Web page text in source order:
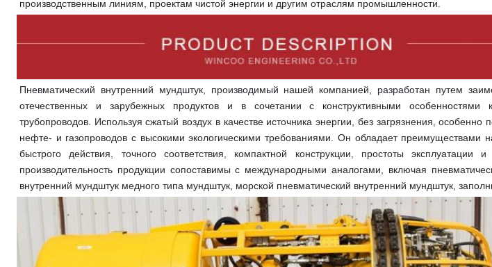
производственным линиям, проектам чистой энергии и другим отраслям промышленности.
Пневматический внутренний мундштук, производимый нашей компанией, разработан путем
отечественных и зарубежных продуктов и в сочетании с конструктивными особенностями
трубопроводов. Используя сжатый воздух в качестве источника энергии, без загрязнения, особенно
нефте- и газопроводов с высокими экологическими требованиями. Он обладает преимуществами
быстрого действия, точного соответствия, компактной конструкции, простоты эксплуатации
производительность продукции сопоставимы с международными аналогами, включая
внутренний мундштук медного типа мундштук , морской пневматический внутренний мундштук ,